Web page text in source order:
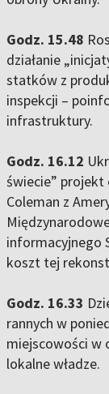
Godz. 15.48
działanie
statków z
inspekcji –
infrastruktury.
Godz. 16.12
świecie” projekt
Coleman z
informacyjnego
koszt tej
Godz. 16.33
rannych w
miejscowości w
lokalne władze.